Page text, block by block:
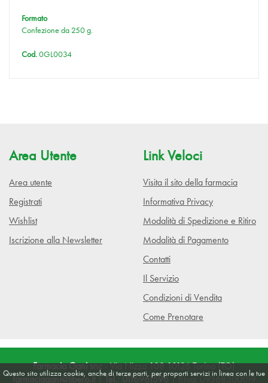
Questo sito utilizza cookie, anche di terze parti, per proporti servizi in linea con le tue
Formato
Confezione da 250 g.
Cod.0GL0034
Area Utente
Area utente
Registrati
Wishlist
Iscrizione alla Newsletter
Link Veloci
Visita il sito della farmacia
Informativa Privacy
Modalità di Spedizione e Ritiro
Modalità di Pagamento
Contatti
Il Servizio
Condizioni di Vendita
Come Prenotare
Farmacia Gani snc- Via Nizza 108 10126 Torino (TO)
farmaciagani@libero.it|Tel.: 0116961596| P.Iva: 09368300019